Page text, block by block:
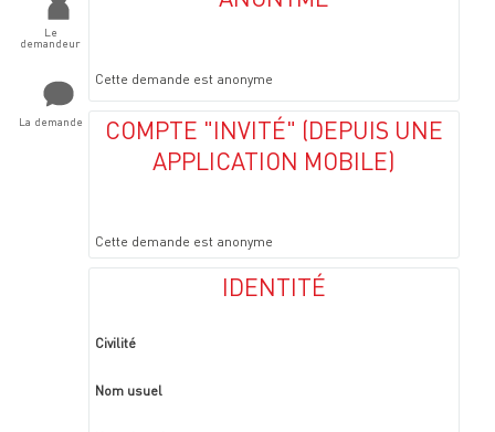
Le
demandeur
La demande
Cette demande est anonyme
COMPTE "INVITÉ" (DEPUIS UNE
APPLICATION MOBILE)
Cette demande est anonyme
IDENTITÉ
Civilité
Nom usuel